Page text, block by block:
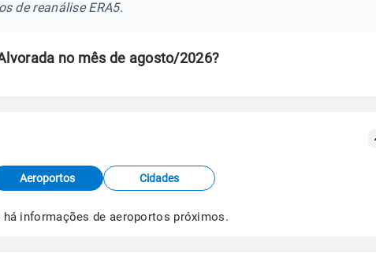
de reanálise ERA5.
no mês de agosto/2026?
(CPTEC).
Aeroportos Cidades
há informações de aeroportos próximos.